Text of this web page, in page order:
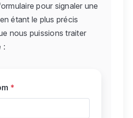
pour signaler une
étant le plus précis
nous puissions traiter
: